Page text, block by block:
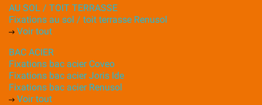
AU SOL / TOIT TERRASSE
Fixations au sol / toit terrasse Renusol
Voir tout
BAC ACIER
Fixations bac acier Coveo
Fixations bac acier Joris Ide
Fixations bac acier Renusol
Voir tout